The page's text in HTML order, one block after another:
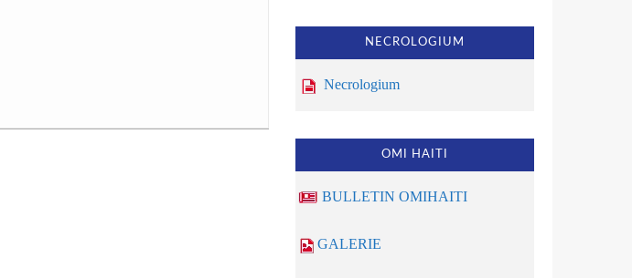
NECROLOGIUM
Necrologium
OMI HAITI
BULLETIN OMIHAITI
GALERIE